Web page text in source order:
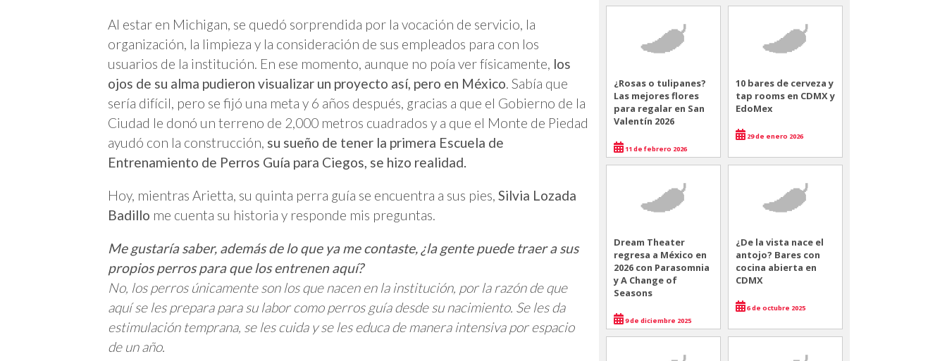
Al estar en Michigan, se quedó sorprendida por la vocación de servicio, la
organización, la limpieza y la consideración de sus empleados para con los
usuarios de la institución. En ese momento, aunque no poía ver físicamente, los
ojos de su alma pudieron visualizar un proyecto así, pero en México . Sabía que
sería difícil, pero se fijó una meta y 6 años después, gracias a que el Gobierno de la
Ciudad le donó un terreno de 2,000 metros cuadrados y a que el Monte de Piedad
ayudó con la construcción, su sueño de tener la primera Escuela de
Entrenamiento de Perros Guía para Ciegos, se hizo realidad.
Hoy, mientras Arietta, su quinta perra guía se encuentra a sus pies, Silvia Lozada
Badillo me cuenta su historia y responde mis preguntas.
Me gustaría saber, además de lo que ya me contaste, ¿la gente puede traer a sus
propios perros para que los entrenen aquí?
No, los perros únicamente son los que nacen en la institución, por la razón de que
aquí se les prepara para su labor como perros guía desde su nacimiento. Se les da
estimulación temprana, se les cuida y se les educa de manera intensiva por espacio
de un año.
¿Rosas o tulipanes?
Las mejores flores
para regalar en San
Valentín 2026
11 de febrero 2026
10 bares de cerveza y
tap rooms en CDMX y
EdoMex
29 de enero 2026
Dream Theater
regresa a México en
2026 con Parasomnia
y A Change of
Seasons
9 de diciembre 2025
¿De la vista nace el
antojo? Bares con
cocina abierta en
CDMX
6 de octubre 2025